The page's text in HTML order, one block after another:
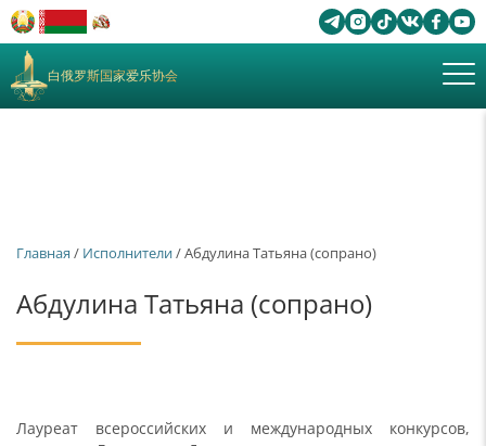
白俄罗斯国家爱乐协会
Главная / Исполнители/ Абдулина Татьяна (сопрано)
Абдулина Татьяна (сопрано)
Лауреат всероссийских и международных конкурсов,